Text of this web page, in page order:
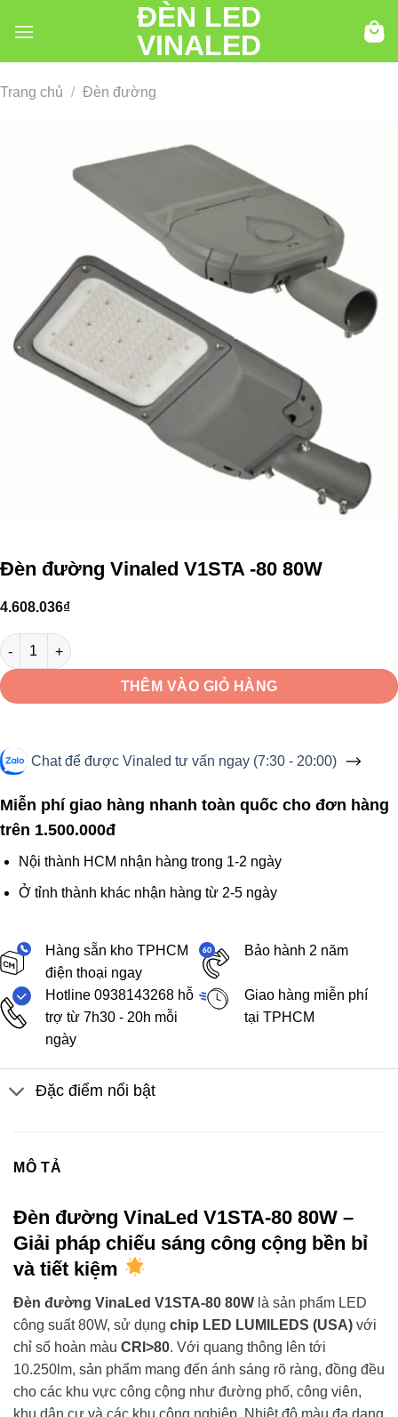
đến
ĐÈN LED
VINALED
Trang chủ / Đèn đường
Đèn đường Vinaled V1STA -80 80W
4.608.036₫
Đèn đường Vinaled V1STA -80 80W số lượng
THÊM VÀO GIỎ HÀNG
Chat để được Vinaled tư vấn ngay (7:30 - 20:00)
Miễn phí giao hàng nhanh toàn quốc cho đơn hàng
trên 1.500.000đ
Nội thành HCM nhận hàng trong 1-2 ngày
Ở tỉnh thành khác nhận hàng từ 2-5 ngày
Hàng sẵn kho TPHCM
điện thoại ngay
Bảo hành 2 năm
Hotline 0938143268 hỗ
trợ từ 7h30 - 20h mỗi
ngày
Giao hàng miễn phí
tại TPHCM
Đặc điểm nổi bật
MÔ TẢ
Đèn đường VinaLed V1STA-80 80W –
Giải pháp chiếu sáng công cộng bền bỉ
và tiết kiệm
Đèn đường VinaLed V1STA-80 80W là sản phẩm LED
công suất 80W, sử dụng chip LED LUMILEDS (USA) với
chỉ số hoàn màu CRI>80. Với quang thông lên tới
10.250lm, sản phẩm mang đến ánh sáng rõ ràng, đồng đều
cho các khu vực công cộng như đường phố, công viên,
khu dân cư và các khu công nghiệp. Nhiệt độ màu đa dạng